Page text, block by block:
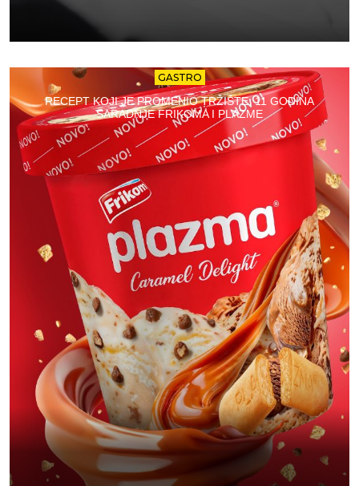
GASTRO
RECEPT KOJI JE PROMENIO TRŽIŠTE: 11 GODINA
SARADNJE FRIKOMA I PLAZME